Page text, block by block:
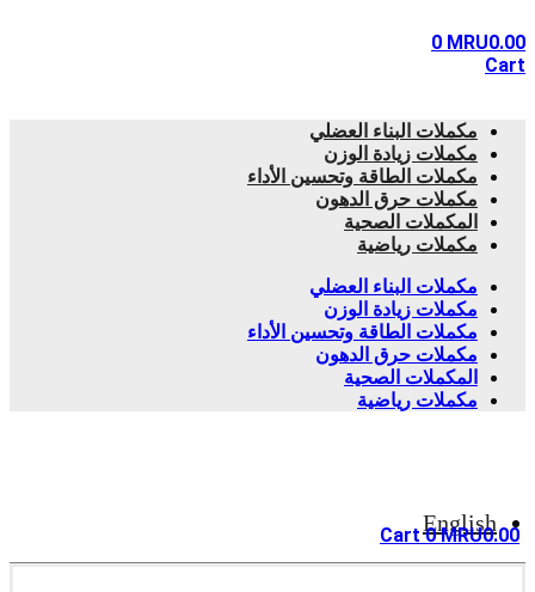
MRU0.00
0
Cart
مكملات البناء العضلي
مكملات زيادة الوزن
مكملات الطاقة وتحسين الأداء
مكملات حرق الدهون
المكملات الصحية
مكملات رياضية
مكملات البناء العضلي
مكملات زيادة الوزن
مكملات الطاقة وتحسين الأداء
مكملات حرق الدهون
المكملات الصحية
مكملات رياضية
English
MRU0.00
0
Cart